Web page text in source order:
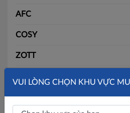
AFC
COSY
ZOTT
SLIDE
SOLITE
VUI LÒNG CHỌN KHU VỰC